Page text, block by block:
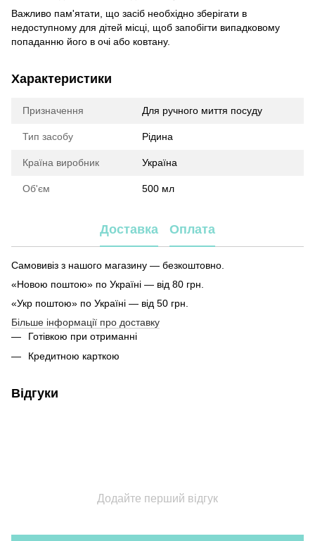
Важливо пам'ятати, що засіб необхідно зберігати в
недоступному для дітей місці, щоб запобігти випадковому
попаданню його в очі або ковтану.
Характеристики
Призначення Для ручного миття посуду
Тип засобу Рідина
Країна виробник Україна
Об'єм 500 мл
Доставка Оплата
Самовивіз з нашого магазину — безкоштовно.
«Новою поштою» по Україні — від 80 грн.
«Укр поштою» по Україні — від 50 грн.
Більше інформації про доставку
Готівкою при отриманні
Кредитною карткою
Відгуки
Додайте перший відгук